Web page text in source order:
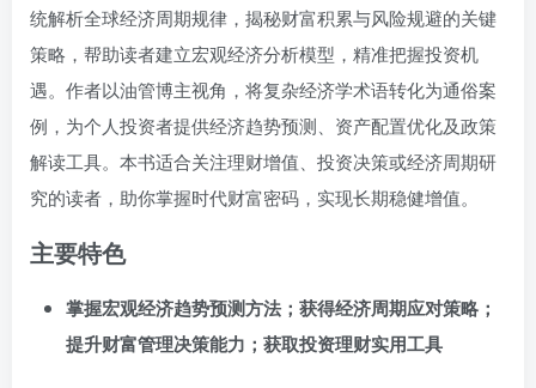
统解析全球经济周期规律，揭秘财富积累与风险规避的关键
策略，帮助读者建立宏观经济分析模型，精准把握投资机
遇。作者以油管博主视角，将复杂经济学术语转化为通俗案
例，为个人投资者提供经济趋势预测、资产配置优化及政策
解读工具。本书适合关注理财增值、投资决策或经济周期研
究的读者，助你掌握时代财富密码，实现长期稳健增值。
主要特色
掌握宏观经济趋势预测方法；获得经济周期应对策略；
提升财富管理决策能力；获取投资理财实用工具